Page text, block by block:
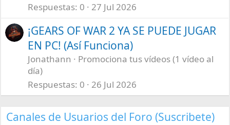
Respuestas 0 27 Jul 2026
¡GEARS OF WAR 2 YA SE PUEDE JUGAR
EN PC! (Así Funciona)
Jonathann
Promociona tus vídeos (1 vídeo al
día)
Respuestas 0 26 Jul 2026
Canales de Usuarios del Foro (Suscribete)